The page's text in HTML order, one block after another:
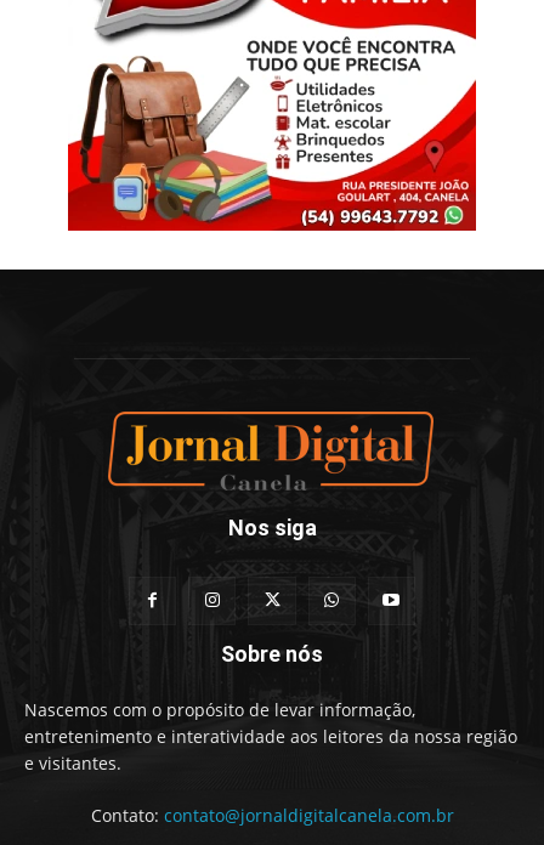
Nos siga
Sobre nós
Nascemos com o propósito de levar informação,
entretenimento e interatividade aos leitores da nossa região
e visitantes.
Contato: contato@jornaldigitalcanela.com.br